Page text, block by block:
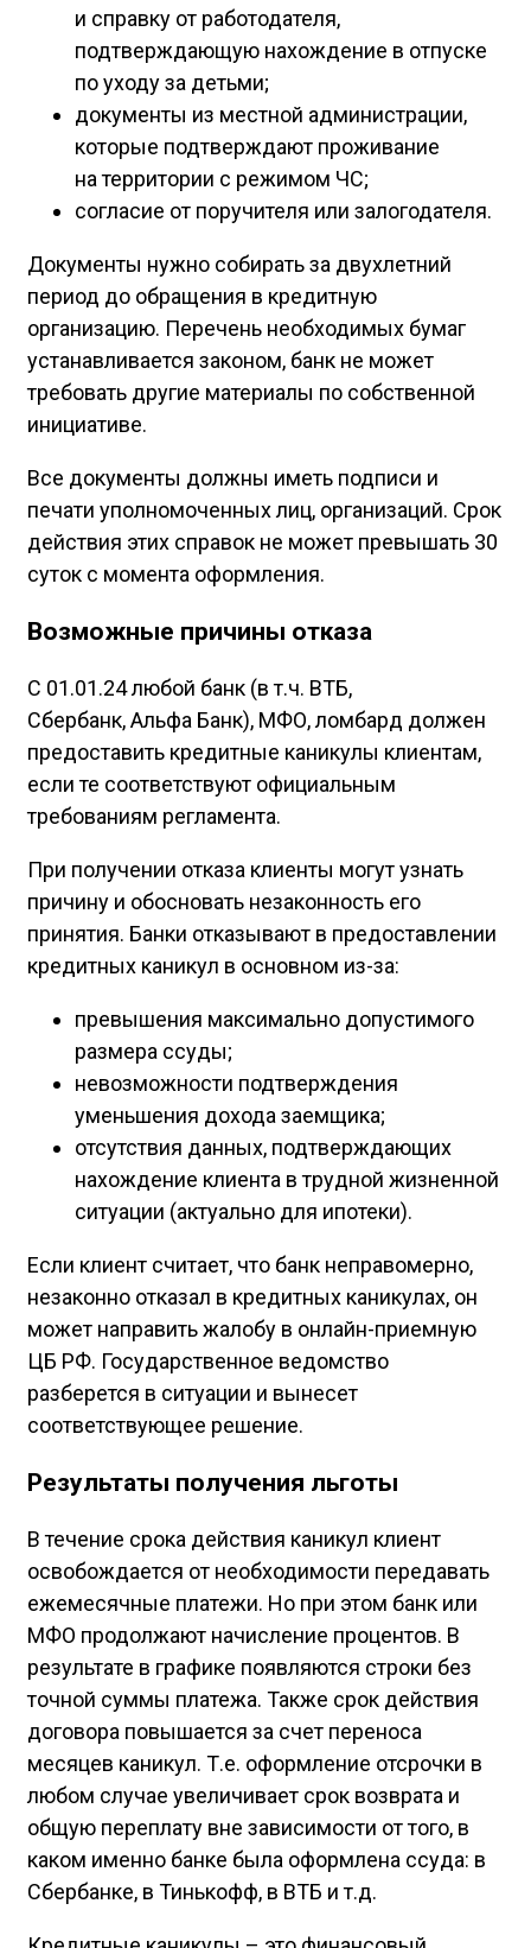
и справку от работодателя,
подтверждающую нахождение в отпуске
по уходу за детьми;
документы из местной администрации,
которые подтверждают проживание
на территории с режимом ЧС;
согласие от поручителя или залогодателя.
Документы нужно собирать за двухлетний
период до обращения в кредитную
организацию. Перечень необходимых бумаг
устанавливается законом, банк не может
требовать другие материалы по собственной
инициативе.
Все документы должны иметь подписи и
печати уполномоченных лиц, организаций. Срок
действия этих справок не может превышать 30
суток с момента оформления.
Возможные причины отказа
С 01.01.24 любой банк (в т.ч. ВТБ,
Сбербанк, Альфа Банк), МФО, ломбард должен
предоставить кредитные каникулы клиентам,
если те соответствуют официальным
требованиям регламента.
При получении отказа клиенты могут узнать
причину и обосновать незаконность его
принятия. Банки отказывают в предоставлении
кредитных каникул в основном из-за:
превышения максимально допустимого
размера ссуды;
невозможности подтверждения
уменьшения дохода заемщика;
отсутствия данных, подтверждающих
нахождение клиента в трудной жизненной
ситуации (актуально для ипотеки).
Если клиент считает, что банк неправомерно,
незаконно отказал в кредитных каникулах, он
может направить жалобу в онлайн-приемную
ЦБ РФ. Государственное ведомство
разберется в ситуации и вынесет
соответствующее решение.
Результаты получения льготы
В течение срока действия каникул клиент
освобождается от необходимости передавать
ежемесячные платежи. Но при этом банк или
МФО продолжают начисление процентов. В
результате в графике появляются строки без
точной суммы платежа. Также срок действия
договора повышается за счет переноса
месяцев каникул. Т.е. оформление отсрочки в
любом случае увеличивает срок возврата и
общую переплату вне зависимости от того, в
каком именно банке была оформлена ссуда: в
Сбербанке, в Тинькофф, в ВТБ и т.д.